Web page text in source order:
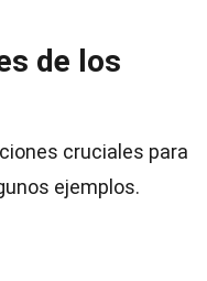
de los
cruciales para
ejemplos.